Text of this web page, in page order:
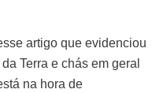
artigo que evidenciou
Terra e chás em geral
na hora de